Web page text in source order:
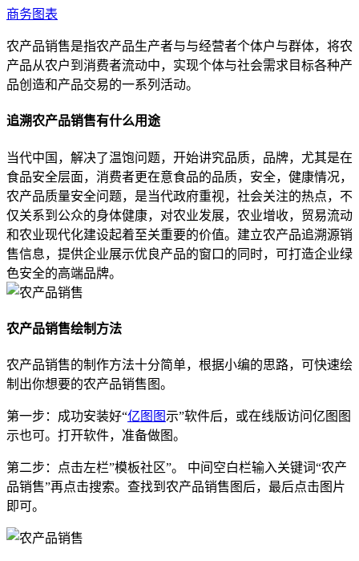
商务图表
农产品销售是指农产品生产者与与经营者个体户与群体，将农
产品从农户到消费者流动中，实现个体与社会需求目标各种产
品创造和产品交易的一系列活动。
追溯农产品销售有什么用途
当代中国，解决了温饱问题，开始讲究品质，品牌，尤其是在
食品安全层面，消费者更在意食品的品质，安全，健康情况，
农产品质量安全问题，是当代政府重视，社会关注的热点，不
仅关系到公众的身体健康，对农业发展，农业增收，贸易流动
和农业现代化建设起着至关重要的价值。建立农产品追溯源销
售信息，提供企业展示优良产品的窗口的同时，可打造企业绿
色安全的高端品牌。
农产品销售绘制方法
农产品销售的制作方法十分简单，根据小编的思路，可快速绘
制出你想要的农产品销售图。
第一步：成功安装好“亿图图 示”软件后，或在线版访问亿图图
示也可。打开软件，准备做图。
第二步：点击左栏”模板社区”。 中间空白栏输入关键词“农产
品销售”再点击搜索。查找到农产品销售图后，最后点击图片
即可。